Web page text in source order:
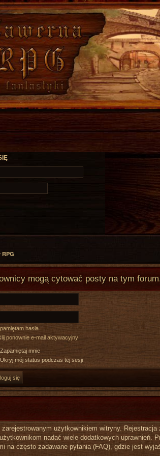
mogą cytować posty na tym
hasła
ponownie e-mail aktywacyjny
Zapamiętaj mnie
Ukryj mój status podczas tej sesji
użytkownikiem witryny.
nadać wiele dodatkowych
na często zadawane pytania (FAQ), gdzie jest